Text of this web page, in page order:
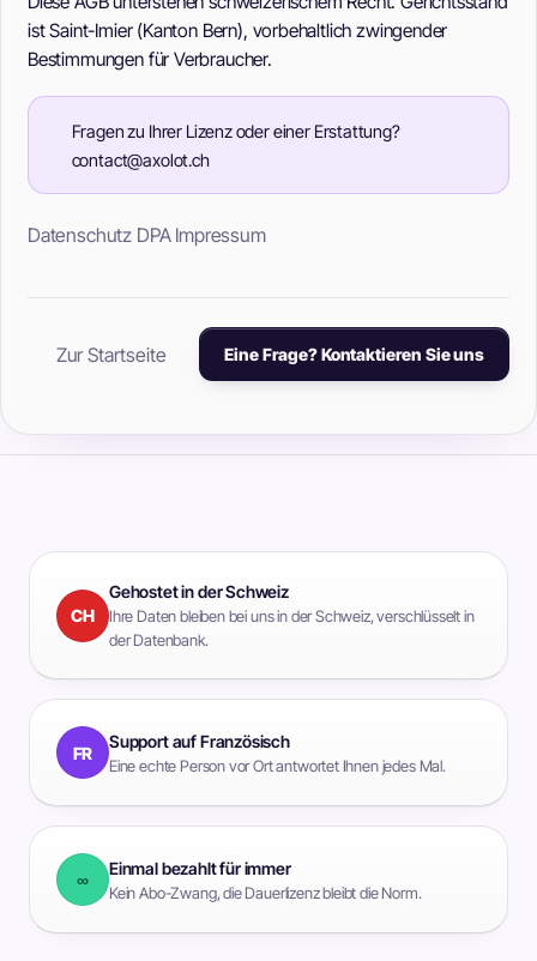
ist Saint-Imier (Kanton Bern), vorbehaltlich zwingender
Bestimmungen für Verbraucher.
Fragen zu Ihrer Lizenz oder einer Erstattung?
contact@axolot.ch
Datenschutz DPA Impressum
Zur Startseite Eine Frage? Kontaktieren Sie uns
CH
Gehostet in der Schweiz
Ihre Daten bleiben bei uns in der Schweiz, verschlüsselt in
der Datenbank.
FR
Support auf Französisch
Eine echte Person vor Ort antwortet Ihnen jedes Mal.
∞
Einmal bezahlt für immer
Kein Abo-Zwang, die Dauerlizenz bleibt die Norm.